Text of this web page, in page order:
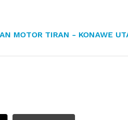
MOTOR TIRAN - KONAWE